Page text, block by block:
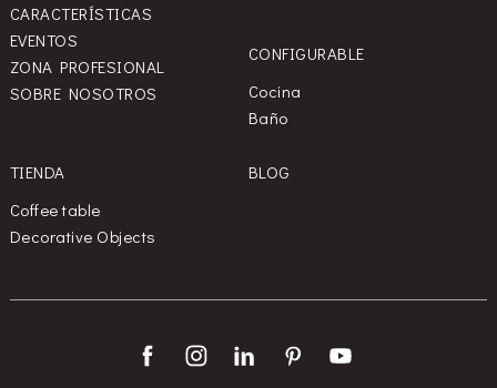
CARACTERÍSTICAS
EVENTOS
ZONA PROFESIONAL
SOBRE NOSOTROS
CONFIGURABLE
Cocina
Baño
TIENDA
Coffee table
Decorative Objects
BLOG